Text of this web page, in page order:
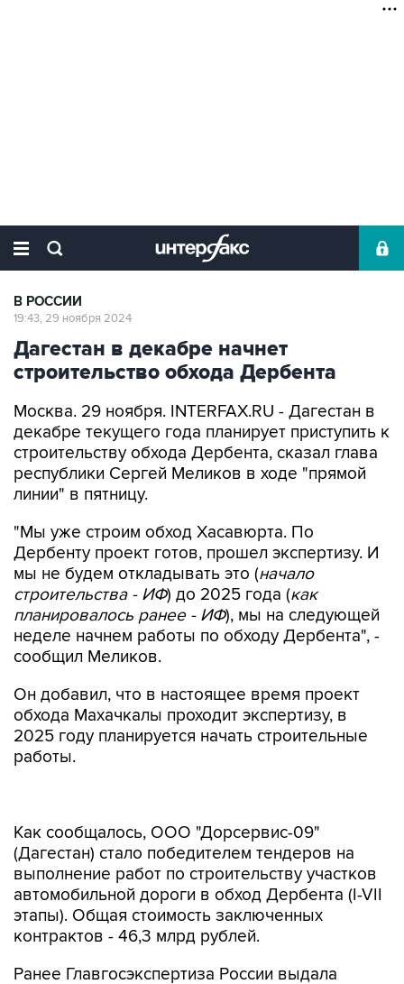
В РОССИИ
19:43, 29 ноября 2024
Дагестан в декабре начнет
строительство обхода Дербента
Москва. 29 ноября. INTERFAX.RU - Дагестан в
декабре текущего года планирует приступить к
строительству обхода Дербента, сказал глава
республики Сергей Меликов в ходе "прямой
линии" в пятницу.
"Мы уже строим обход Хасавюрта. По
Дербенту проект готов, прошел экспертизу. И
мы не будем откладывать это (начало
строительства - ИФ) до 2025 года (как
планировалось ранее - ИФ), мы на следующей
неделе начнем работы по обходу Дербента", -
сообщил Меликов.
Он добавил, что в настоящее время проект
обхода Махачкалы проходит экспертизу, в
2025 году планируется начать строительные
работы.
выполнение работ по строительству участков
автомобильной дороги в обход Дербента (I-VII
этапы). Общая стоимость заключенных
контрактов - 46,3 млрд рублей.
Ранее Главгосэкспертиза России выдала
строительства объезда Дербента.